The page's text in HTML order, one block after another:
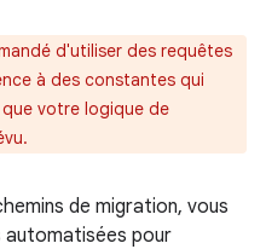
d'utiliser des requêtes
à des constantes qui
votre logique de
de migration, vous
automatisées pour